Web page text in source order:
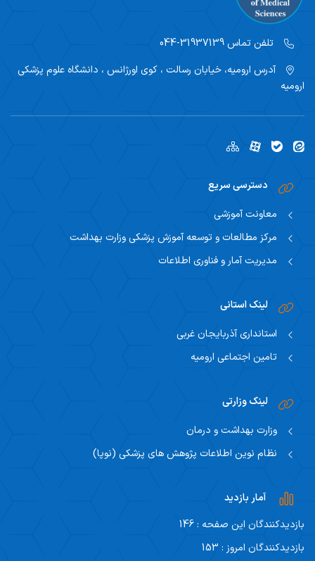
تلفن تماس
آدرس ارومیه، خیابان رسالت ، کوی اورژانس ، دانشگاه علوم پزشکی
ارومیه
دسترسی سریع
معاونت آموزشی
مرکز مطالعات و توسعه آموزش پزشکی وزارت بهداشت
مدیریت آمار و فناوری اطلاعات
لینک استانی
استانداری آذربایجان غربی
تامین اجتماعی ارومیه
لینک وزارتی
وزارت بهداشت و درمان
نظام نوین اطلاعات پژوهش های پزشکی (نوپا)
آمار بازدید
بازدیدکنندگان این صفحه : 146
بازدیدکنندگان امروز : 153